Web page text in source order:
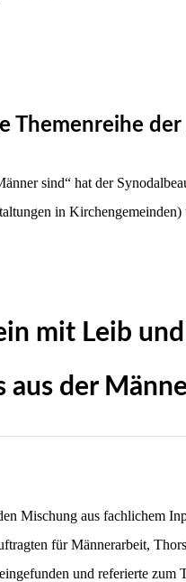
Themenreihe
sind“ hat der
in
mit Leib und
aus der
Mischung aus fachlichem
für Männerarbeit,
und referierte zum